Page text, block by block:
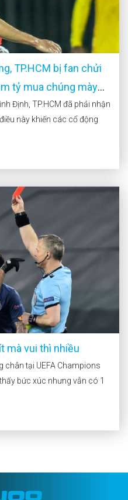
TP.HCM bị fan chửi
tỷ mua chúng mày
Định, TP.HCM đã phải nhận
này khiến các cổ động
mà vui thì nhiều
chân tại UEFA Champions
bức xúc nhưng vẫn có 1